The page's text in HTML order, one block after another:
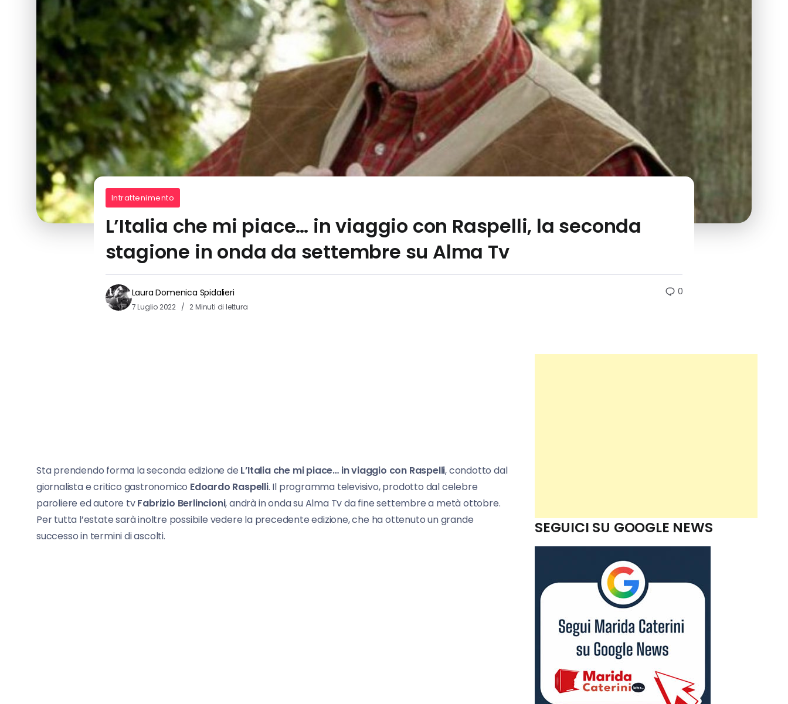
Intrattenimento
L’Italia che mi piace… in viaggio con Raspelli, la seconda
stagione in onda da settembre su Alma Tv
Laura Domenica Spidalieri
7 Luglio 2022 2 Minuti di lettura
0
Sta prendendo forma la seconda edizione de L’Italia che mi piace… in viaggio con Raspelli, condotto dal
giornalista e critico gastronomico Edoardo Raspelli. Il programma televisivo, prodotto dal celebre
paroliere ed autore tvFabrizio Berlincioni, andrà in onda su Alma Tv da fine settembre a metà ottobre.
Per tutta l’estate sarà inoltre possibile vedere la precedente edizione, che ha ottenuto un grande
successo in termini di ascolti.
SEGUICI SU GOOGLE NEWS